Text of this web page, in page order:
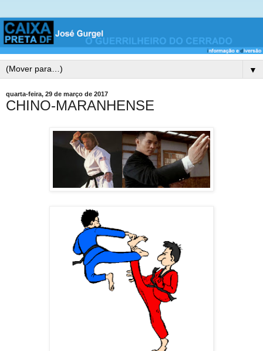
▼
quarta-feira, 29 de março de 2017
CHINO-MARANHENSE